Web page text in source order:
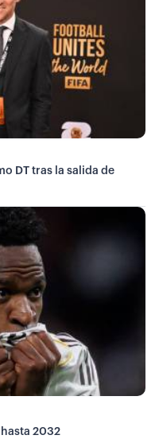
DT tras la salida de
2032